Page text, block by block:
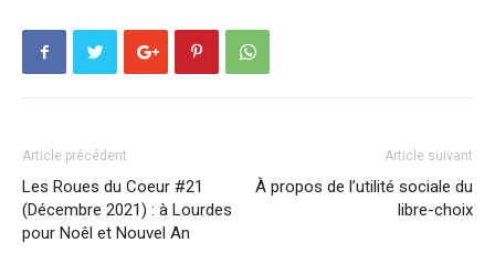
Article précédent
Les Roues du Coeur #21
(Décembre 2021) : à Lourdes
pour Noêl et Nouvel An
Article suivant
À propos de l’utilité sociale du
libre-choix